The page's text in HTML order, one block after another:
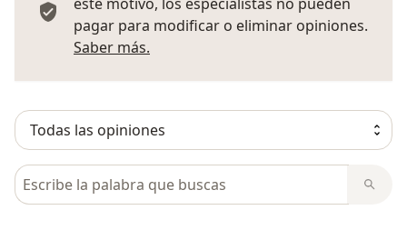
pagar para modificar o eliminar opiniones.
Saber más.
Busca en opiniones